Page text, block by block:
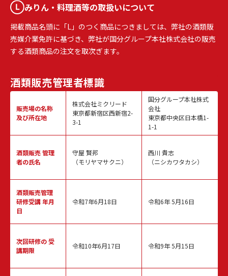
みりん・料理酒等の取扱いについて
掲載商品名頭に「L」のつく商品につきましては、弊社の酒類販
売媒介業免許に基づき、弊社が国分グループ本社株式会社の販売
する酒類商品の注文を取次ぎます。
酒類販売管理者標識
販売場の名称
及び所在地
酒類販売管理
者の氏名
酒類販売管理
研修受講 年月
日
次回研修の受
講期限
株式会社ミクリード
東京都新宿区西新宿2-
3-1
守屋 賢邦
（モリヤマサクニ）
令和7年6月18日
令和10年6月17日
国分グループ本社株式
会社
東京都中央区日本橋1-
1-1
西川 貴志
（ニシカワタカシ）
令和6年 5月16日
令和9年 5月15日